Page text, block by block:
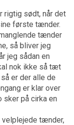
rigtig sødt, når det
første tænder.
tænder
så bliver jeg
jeg sådan en
nok ikke så tæt
er der alle de
er klar over
sker på cirka en
velplejede tænder,